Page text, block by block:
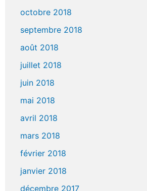
octobre 2018
septembre 2018
août 2018
juillet 2018
juin 2018
mai 2018
avril 2018
mars 2018
février 2018
janvier 2018
décembre 2017